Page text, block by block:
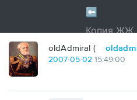
oldAdmiral (
2007-05-02 15:49:00